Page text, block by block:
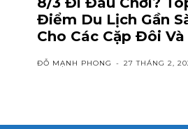
Điểm Du Lịch Gần
Cho Các Cặp Đôi
ĐỖ MẠNH PHONG - 27 THÁNG 2,